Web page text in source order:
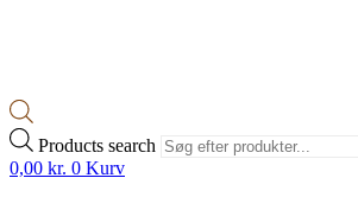
Products search
0,00 kr. 0 Kurv